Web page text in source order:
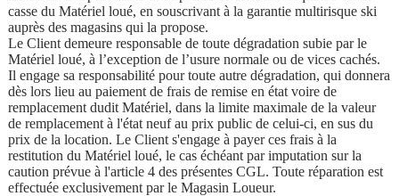
casse du Matériel loué, en souscrivant à la garantie multirisque ski
auprès des magasins qui la propose.
Le Client demeure responsable de toute dégradation subie par le
Matériel loué, à l’exception de l’usure normale ou de vices cachés.
Il engage sa responsabilité pour toute autre dégradation, qui donnera
dès lors lieu au paiement de frais de remise en état voire de
remplacement dudit Matériel, dans la limite maximale de la valeur
de remplacement à l'état neuf au prix public de celui-ci, en sus du
prix de la location. Le Client s'engage à payer ces frais à la
restitution du Matériel loué, le cas échéant par imputation sur la
caution prévue à l'article 4 des présentes CGL. Toute réparation est
effectuée exclusivement par le Magasin Loueur.